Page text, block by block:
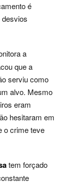
é
desvios
a
que a
serviu como
alvo. Mesmo
eram
hesitaram em
o crime teve
tem forçado